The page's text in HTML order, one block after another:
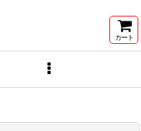
カート